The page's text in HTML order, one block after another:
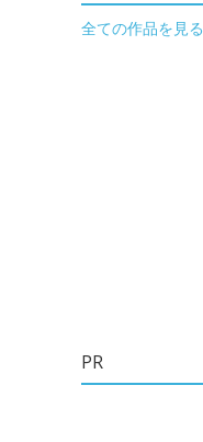
全ての作品を見る
PR